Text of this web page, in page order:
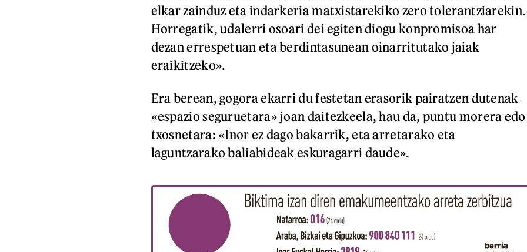
elkar zainduz eta indarkeria matxistarekiko zero tolerantziarekin.
Horregatik, udalerri osoari dei egiten diogu konpromisoa har
dezan errespetuan eta berdintasunean oinarritutako jaiak
eraikitzeko».
Era berean, gogora ekarri du festetan erasorik pairatzen dutenak
«espazio seguruetara» joan daitezkeela, hau da, puntu morera edo
txosnetara: «Inor ez dago bakarrik, eta arretarako eta
laguntzarako baliabideak eskuragarri daude».